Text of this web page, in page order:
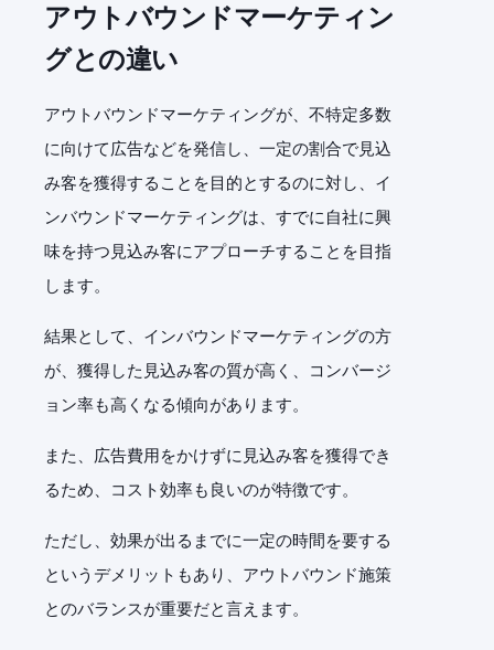
アウトバウンドマーケティン
グとの違い
アウトバウンドマーケティングが、不特定多数
に向けて広告などを発信し、一定の割合で見込
み客を獲得することを目的とするのに対し、イ
ンバウンドマーケティングは、すでに自社に興
味を持つ見込み客にアプローチすることを目指
します。
結果として、インバウンドマーケティングの方
が、獲得した見込み客の質が高く、コンバージ
ョン率も高くなる傾向があります。
また、広告費用をかけずに見込み客を獲得でき
るため、コスト効率も良いのが特徴です。
ただし、効果が出るまでに一定の時間を要する
というデメリットもあり、アウトバウンド施策
とのバランスが重要だと言えます。